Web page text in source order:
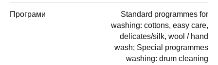
Програми
Standard programmes for
washing: cottons, easy care,
delicates/silk, wool / hand
wash; Special programmes
washing: drum cleaning